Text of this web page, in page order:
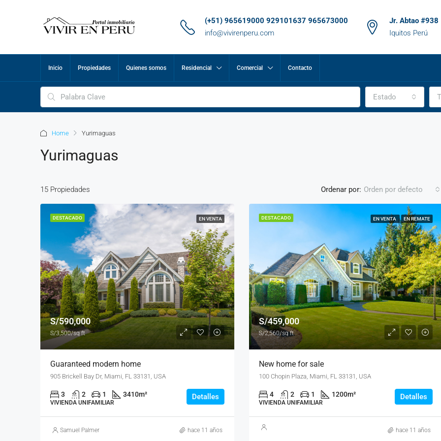
(+51) 965619000 929101637 965673000
info@vivirenperu.com
Jr. Abtao #938
Iquitos Perú
Inicio Propiedades Quienes somos Residencial Comercial Contacto
Estado
Home Yurimaguas
Yurimaguas
15 Propiedades Ordenar por: Orden por defecto
DESTACADO EN VENTA
S/590,000
S/3,500/sq ft
Guaranteed modern home
905 Brickell Bay Dr, Miami, FL 33131, USA
3 2 1 3410m²
VIVIENDA UNIFAMILIAR
Detalles
Samuel Palmer hace 11 años
DESTACADO EN VENTA EN REMATE
S/459,000
S/2,560/sq ft
New home for sale
100 Chopin Plaza, Miami, FL 33131, USA
4 2 1 1200m²
VIVIENDA UNIFAMILIAR
Detalles
hace 11 años
EN
S/9,000/mo